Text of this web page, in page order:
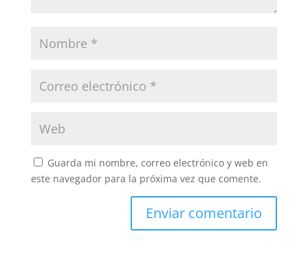
Guarda mi nombre, correo electrónico y web en
este navegador para la próxima vez que comente.